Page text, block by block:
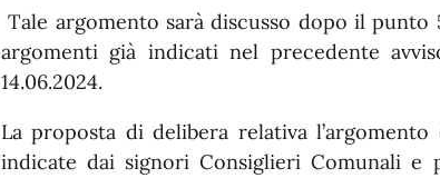
Tale argomento sarà discusso dopo il
argomenti già indicati nel precedente
14.06.2024.
La proposta di delibera relativa
indicate dai signori Consiglieri Comunali e